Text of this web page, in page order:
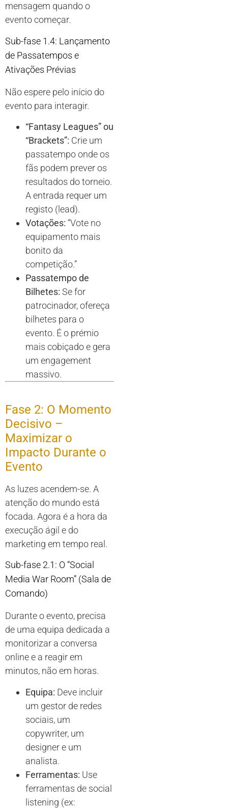
mensagem quando o
evento começar.
Sub-fase 1.4: Lançamento
de Passatempos e
Ativações Prévias
Não espere pelo início do
evento para interagir.
“Fantasy Leagues” ou
“Brackets”: Crie um
passatempo onde os
fãs podem prever os
resultados do torneio.
A entrada requer um
registo (lead).
Votações: “Vote no
equipamento mais
bonito da
competição.”
Passatempo de
Bilhetes: Se for
patrocinador, ofereça
bilhetes para o
evento. É o prémio
mais cobiçado e gera
um engagement
massivo.
Fase 2: O Momento
Decisivo –
Maximizar o
Impacto Durante o
Evento
As luzes acendem-se. A
atenção do mundo está
focada. Agora é a hora da
execução ágil e do
marketing em tempo real.
Sub-fase 2.1: O “Social
Media War Room” (Sala de
Comando)
Durante o evento, precisa
de uma equipa dedicada a
monitorizar a conversa
online e a reagir em
minutos, não em horas.
Equipa: Deve incluir
um gestor de redes
sociais, um
copywriter, um
designer e um
analista.
Ferramentas: Use
ferramentas de social
listening (ex: